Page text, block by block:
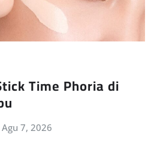
Time Phoria di
Agu 7, 2026